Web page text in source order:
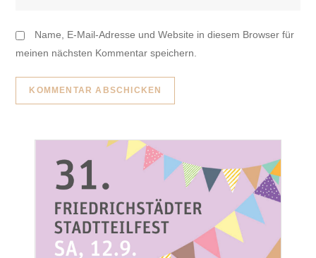
Name, E-Mail-Adresse und Website in diesem Browser für
meinen nächsten Kommentar speichern.